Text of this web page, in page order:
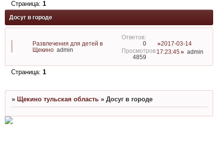
Досуг в городе
Страница: 1
Развлечения для детей в
Щекино admin
0
4859
2017-03-14
17:23:45
admin
Страница: 1
» Щекино тульская область » Досуг в городе